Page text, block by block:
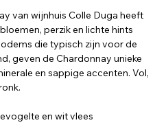
van wijnhuis Colle Duga heeft
perzik en lichte hints
die typisch zijn voor de
geven de Chardonnay unieke
en sappige accenten. Vol,
en wit vlees